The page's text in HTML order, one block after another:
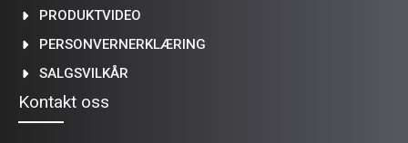
PRODUKTVIDEO
PERSONVERNERKLÆRING
SALGSVILKÅR
Kontakt oss